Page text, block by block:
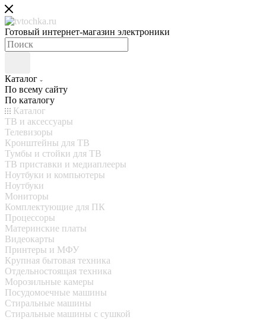
Готовый интернет-магазин электроники
Каталог
По всему сайту
По каталогу
Каталог
ТВ и аксессуары
Телевизоры
Кронштейны для ТВ
Тумбы и стойки для ТВ
ТВ приставки и медиаплееры
Ноутбуки и компьютеры
Ноутбуки
Мониторы
Комплектующие для ПК
Процессоры
Материнские платы
Видеокарты
Принтеры и МФУ
Крупная бытовая техника
Отдельностоящая техника
Морозильные камеры
Посудомоечные машины
Стиральные машины
Стиральные машины с сушкой